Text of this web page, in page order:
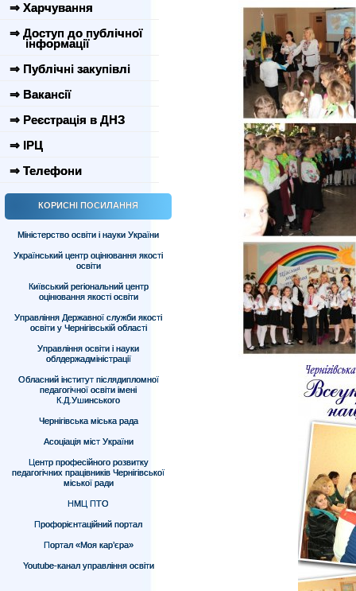
⇒ Харчування
⇒ Доступ до публічної
інформації
⇒ Публічні закупівлі
⇒ Вакансії
⇒ Реєстрація в ДНЗ
⇒ ІРЦ
⇒ Телефони
КОРИСНІ ПОСИЛАННЯ
Міністерство освіти і науки України
Український центр оцінювання якості
освіти
Київський регіональний центр
оцінювання якості освіти
Управління Державної служби якості
освіти у Чернігівській області
Управління освіти і науки
облдержадміністрації
Обласний інститут післядипломної
педагогічної освіти імені
К.Д.Ушинського
Чернігівська міська рада
Асоціація міст України
Центр професійного розвитку
педагогічних працівників Чернігівської
міської ради
НМЦ ПТО
Профорієнтаційний портал
Портал «Моя кар’єра»
Youtube-канал управління освіти